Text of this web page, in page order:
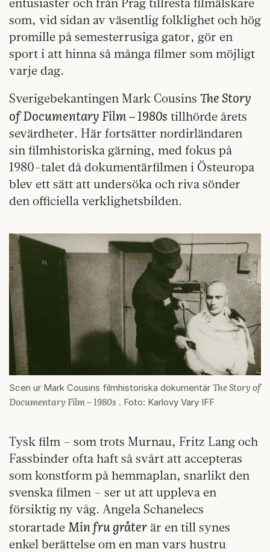
som, vid sidan av väsentlig folklighet och hög
promille på semesterrusiga gator, gör en
sport i att hinna så många filmer som möjligt
varje dag.
Sverigebekantingen Mark Cousins The Story
of Documentary Film – 1980s tillhörde årets
sevärdheter. Här fortsätter nordirländaren
sin filmhistoriska gärning, med fokus på
1980-talet då dokumentärfilmen i Östeuropa
blev ett sätt att undersöka och riva sönder
den officiella verklighetsbilden.
Scen ur Mark Cousins filmhistoriska dokumentär The Story of
Documentary Film – 1980s . Foto: Karlovy Vary IFF
Tysk film – som trots Murnau, Fritz Lang och
Fassbinder ofta haft så svårt att accepteras
som konstform på hemmaplan, snarlikt den
svenska filmen – ser ut att uppleva en
försiktig ny våg. Angela Schanelecs
storartade Min fru gråter är en till synes
enkel berättelse om en man vars hustru